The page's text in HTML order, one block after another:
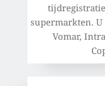
supermarkten.
Vomar,